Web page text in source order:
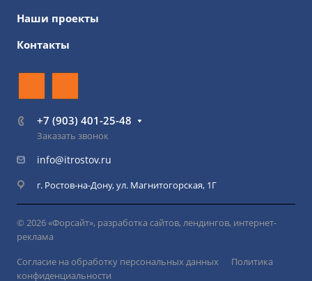
Наши проекты
Контакты
+7 (903) 401-25-48
Заказать звонок
info@itrostov.ru
г. Ростов-на-Дону, ул. Магнитогорская, 1Г
© 2026 «Форсайт», разработка сайтов, лендингов, интернет-
реклама
Согласие на обработку персональных данных
Политика
конфиденциальности